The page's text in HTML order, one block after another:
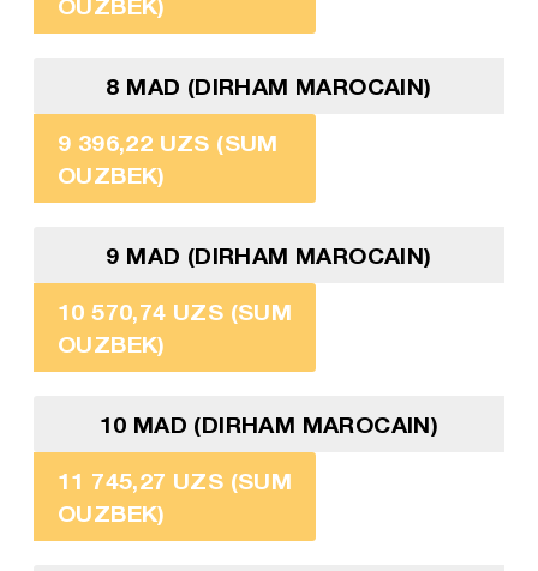
8 MAD (DIRHAM MAROCAIN)
9 396,22 UZS (SUM
OUZBEK)
9 MAD (DIRHAM MAROCAIN)
10 570,74 UZS (SUM
OUZBEK)
10 MAD (DIRHAM MAROCAIN)
11 745,27 UZS (SUM
OUZBEK)